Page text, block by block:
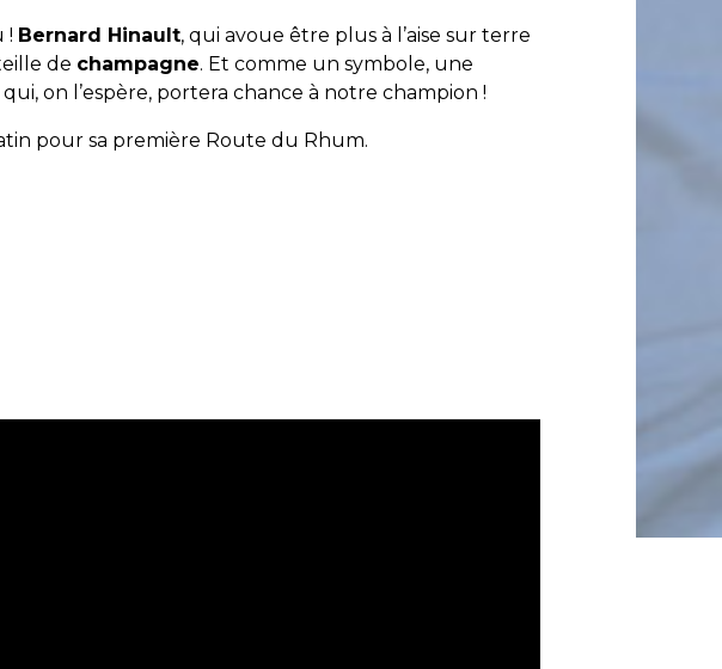
! Bernard Hinault, qui avoue être plus à l’aise sur terre
de champagne. Et comme un symbole, une
on l’espère, portera chance à notre champion !
pour sa première Route du Rhum.